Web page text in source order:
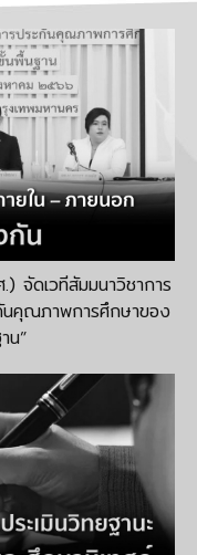
จัดเวทีสัมมนาวิชาการ
กันคุณภาพการศึกษาของ
น”